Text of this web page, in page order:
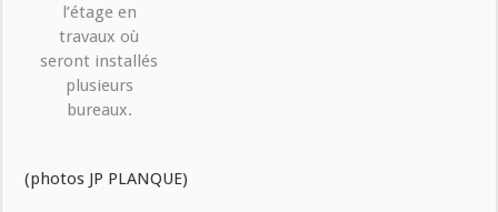
l’étage en
travaux où
seront installés
plusieurs
bureaux.
(photos JP PLANQUE)